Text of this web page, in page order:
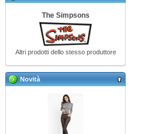
The Simpsons
Altri prodotti dello stesso produttore
Novità